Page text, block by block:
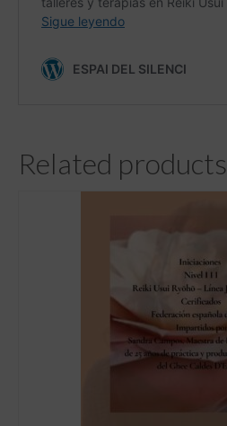
Related products